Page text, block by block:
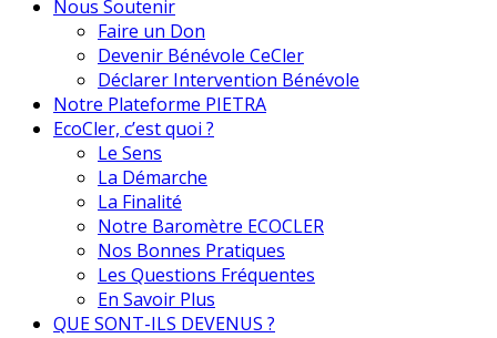
Nous Soutenir
Faire un Don
Devenir Bénévole CeCler
Déclarer Intervention Bénévole
Notre Plateforme PIETRA
EcoCler, c’est quoi ?
Le Sens
La Démarche
La Finalité
Notre Baromètre ECOCLER
Nos Bonnes Pratiques
Les Questions Fréquentes
En Savoir Plus
QUE SONT-ILS DEVENUS ?